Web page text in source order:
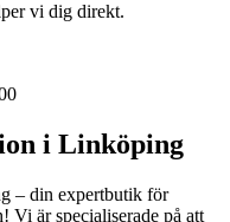
vi dig direkt.
i Linköping
– din expertbutik för
Vi är specialiserade på att